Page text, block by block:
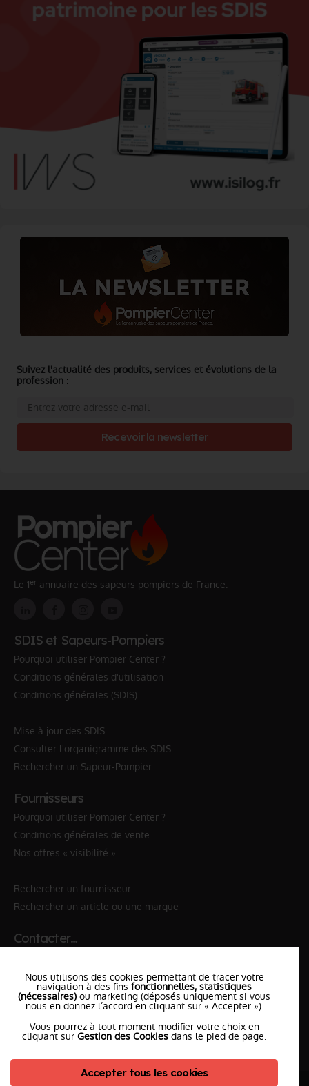
Suivez l'actualité des produits, services et évolutions de la
profession :
Recevoir la newsletter
Le 1er annuaire des sapeurs pompiers de France.
SDIS et Sapeurs-Pompiers
Pourquoi utiliser Pompier Center ?
Conditions générales d'utilisation
Conditions générales (SDIS)
Mise à jour des SDIS
Consulter l'organigramme des SDIS
Rechercher un Sapeur-Pompier
Fournisseurs
Pourquoi utiliser Pompier Center ?
Conditions générales de vente
Nos offres « visibilité »
Rechercher un fournisseur
Rechercher un article ou une marque
Contacter…
✆ 18№National Sapeurs-Pompiers
le SDISle plus proche
l'équipePompierCenter
Nous utilisons des cookies permettant de tracer votre
navigation à des fins fonctionnelles, statistiques
(nécessaires) ou marketing (déposés uniquement si vous
nous en donnez l’accord en cliquant sur « Accepter »).
Vous pourrez à tout moment modifier votre choix en
cliquant sur Gestion des Cookies dans le pied de page.
Accepter tous les cookies